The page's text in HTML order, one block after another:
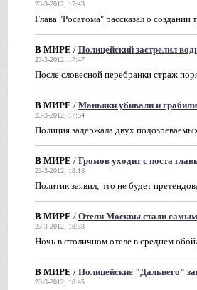
23-3-2012, 17:43
Глава "Росатома" рассказал о
В МИРЕ / Полицейский застрелил
23-3-2012, 17:47
После словесной перебранки страж
В МИРЕ / Маньяки убивали и
23-3-2012, 17:54
Полиция задержала двух
В МИРЕ / Громов уходит с поста
23-3-2012, 18:18
Политик заявил, что не будет
В МИРЕ / Отели Москвы стали
23-3-2012, 18:33
Ночь в столичном отеле в среднем
В МИРЕ / Полицейские "Дальнего"
23-3-2012, 18:45